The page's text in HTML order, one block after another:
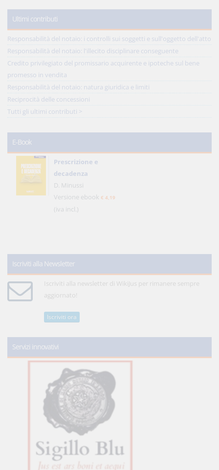
Ultimi contributi
Responsabilità del notaio: i controlli sui soggetti e sull'oggetto dell'atto
Responsabilità del notaio: l'illecito disciplinare conseguente
Credito privilegiato del promissario acquirente e ipoteche sul bene
promesso in vendita
Responsabilità del notaio: natura giuridica e limiti
Reciprocità delle concessioni
Tutti gli ultimi contributi >
E-Book
Prescrizione e
decadenza
D. Minussi
Versione ebook € 4,19
(iva incl.)
Iscriviti alla Newsletter
Iscriviti alla newsletter di WikiJus per rimanere sempre
aggiornato!
Iscriviti ora
Servizi innovativi